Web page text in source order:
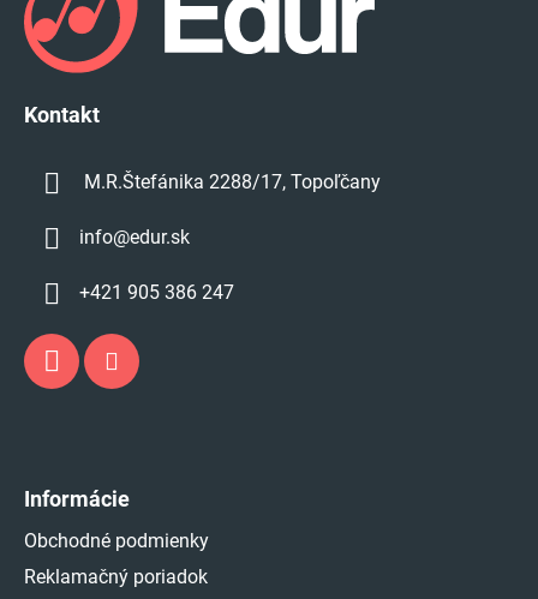
Kontakt
M.R.Štefánika 2288/17, Topoľčany
info@edur.sk
+421 905 386 247
Informácie
Obchodné podmienky
Reklamačný poriadok